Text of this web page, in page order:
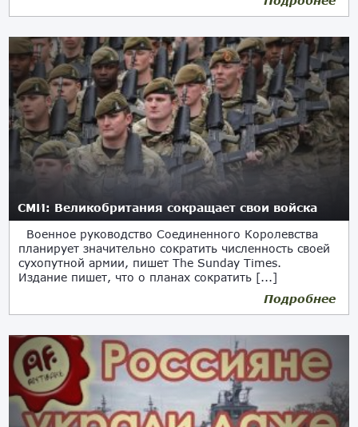
СМИ: Великобритания сокращает свои войска
Военное руководство Соединенного Королевства
планирует значительно сократить численность своей
сухопутной армии, пишет The Sunday Times.
Издание пишет, что о планах сократить [...]
Подробнее